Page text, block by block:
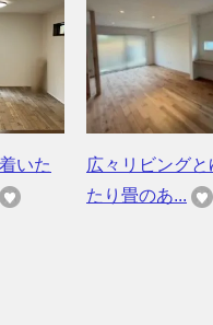
いた
広々リビングと
たり畳のあ...